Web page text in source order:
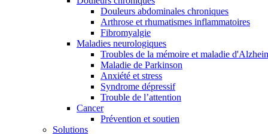
Douleurs abdominales chroniques
Arthrose et rhumatismes inflammatoires
Fibromyalgie
Maladies neurologiques
Troubles de la mémoire et maladie
Maladie de Parkinson
Anxiété et stress
Syndrome dépressif
Trouble de l’attention
Cancer
Prévention et soutien
Solutions